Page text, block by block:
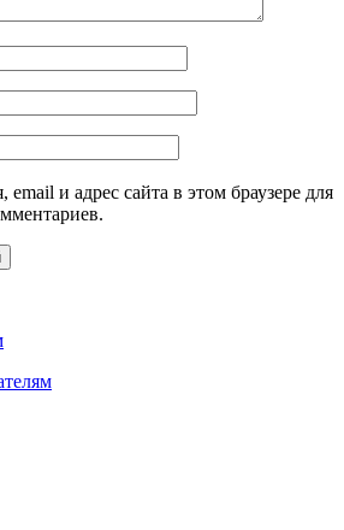
и адрес сайта в этом браузере для